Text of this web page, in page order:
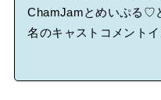
ChamJamとめいぷる♡
名のキャストコメントイ